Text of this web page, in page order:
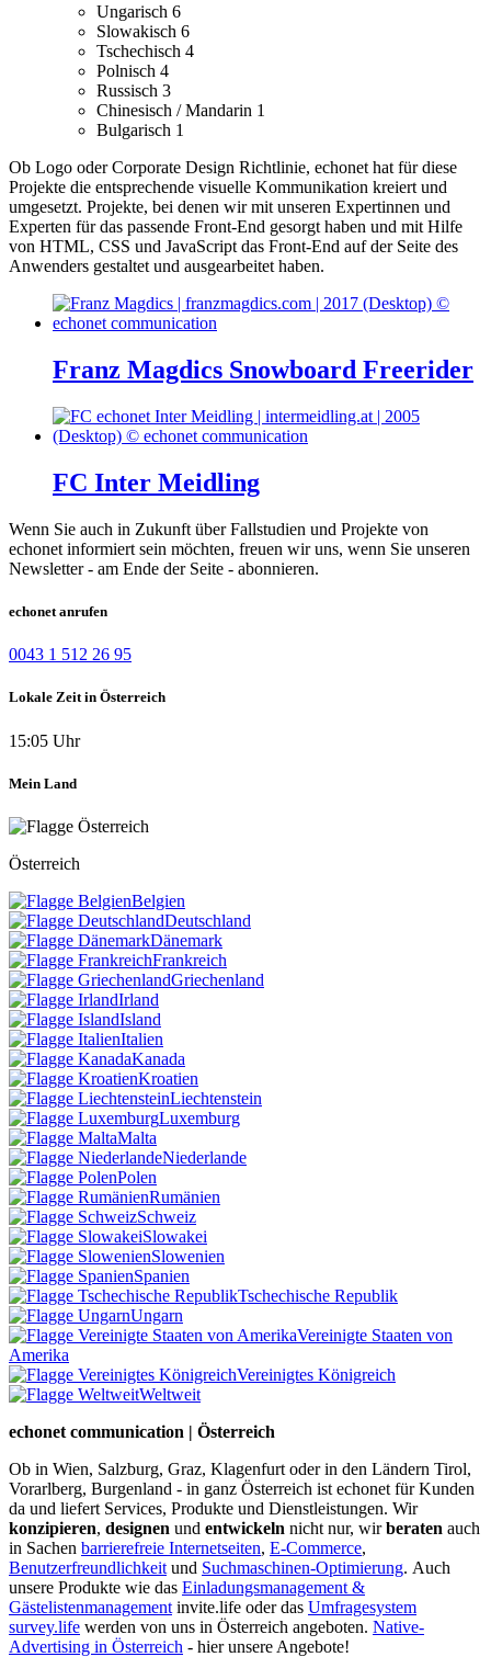
Ungarisch 6
Slowakisch 6
Tschechisch 4
Polnisch 4
Russisch 3
Chinesisch / Mandarin 1
Bulgarisch 1
Ob Logo oder Corporate Design Richtlinie, echonet hat für diese
Projekte die entsprechende visuelle Kommunikation kreiert und
umgesetzt. Projekte, bei denen wir mit unseren Expertinnen und
Experten für das passende Front-End gesorgt haben und mit Hilfe
von HTML, CSS und JavaScript das Front-End auf der Seite des
Anwenders gestaltet und ausgearbeitet haben.
Franz Magdics Snowboard Freerider
FC Inter Meidling
Wenn Sie auch in Zukunft über Fallstudien und Projekte von
echonet informiert sein möchten, freuen wir uns, wenn Sie unseren
Newsletter - am Ende der Seite - abonnieren.
echonet anrufen
0043 1 512 26 95
Lokale Zeit in Österreich
15:05 Uhr
Mein Land
Österreich
Belgien
Deutschland
Dänemark
Frankreich
Griechenland
Irland
Island
Italien
Kanada
Kroatien
Liechtenstein
Luxemburg
Malta
Niederlande
Polen
Rumänien
Schweiz
Slowakei
Slowenien
Spanien
Tschechische Republik
Ungarn
Vereinigte Staaten von
Amerika
Vereinigtes Königreich
Weltweit
echonet communication | Österreich
Ob in Wien, Salzburg, Graz, Klagenfurt oder in den Ländern Tirol,
Vorarlberg, Burgenland - in ganz Österreich ist echonet für Kunden
da und liefert Services, Produkte und Dienstleistungen. Wir
konzipieren, designen und entwickeln nicht nur, wirberaten auch
in Sachen barrierefreie Internetseiten, E-Commerce,
Benutzerfreundlichkeit und Suchmaschinen-Optimierung. Auch
unsere Produkte wie das Einladungsmanagement &
Gästelistenmanagement invite.life oder das Umfragesystem
survey.life werden von uns in Österreich angeboten. Native-
Advertising in Österreich - hier unsere Angebote!